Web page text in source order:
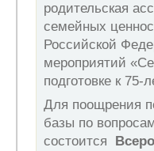
родительская
семейных
Российской
мероприятий
подготовке к
Для поощрения
базы по
состоится